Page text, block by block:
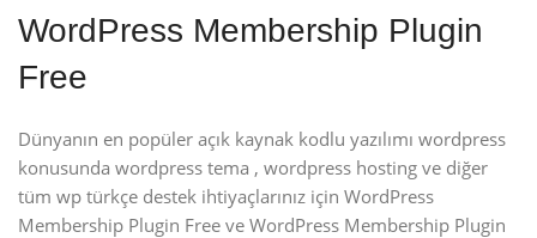
WordPress Membership Plugin
Free
Dünyanın en popüler açık kaynak kodlu yazılımı wordpress
konusunda wordpress tema , wordpress hosting ve diğer
tüm wp türkçe destek ihtiyaçlarınız için WordPress
Membership Plugin Free ve WordPress Membership Plugin